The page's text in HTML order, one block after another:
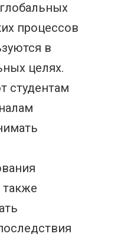
процессов
в
целях.
студентам